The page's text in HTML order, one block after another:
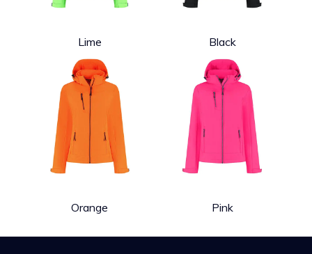
Lime Black
Orange Pink